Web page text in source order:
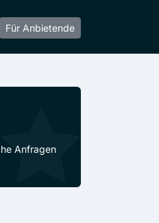
Für Anbietende
Anfragen